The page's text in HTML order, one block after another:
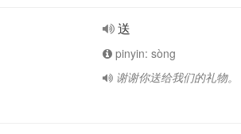
送
pinyin: sòng
谢谢你送给我们的礼物。